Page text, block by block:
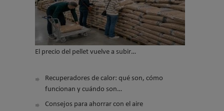
El precio del pellet vuelve a subir…
Recuperadores de calor: qué son, cómo
funcionan y cuándo son…
Consejos para ahorrar con el aire